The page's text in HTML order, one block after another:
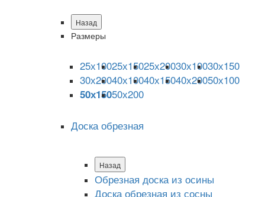
Назад
Размеры
25х10025х15025х20030х10030х150
30х20040х10040х15040х20050х100
50х15050х200
Доска обрезная
Назад
Обрезная доска из осины
Доска обрезная из сосны